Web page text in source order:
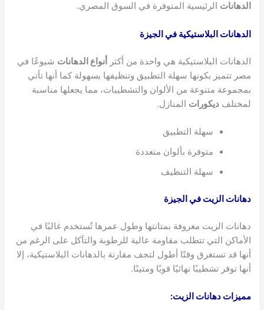
الدهانات الرئيسية المتوفرة في السوق المصري.
الدهانات البلاستيكية في الجيزة
الدهانات البلاستيكية هي واحدة من أكثر أنواع الدهانات شيوعًا في
مصر تتميز بكونها سهلة التطبيق وتنظيفها بسهولة كما أنها تأتي
بمجموعة متنوعة من الألوان والتشطيبات، مما يجعلها مناسبة
لمختلفديكورات المنازل.
سهلة التطبيق
متوفرة بألوان متعددة
سهلة التنظيف
دهانات الزيت في الجيزة
دهانات الزيت معروفة بمتانتها وطول عمرها تُستخدم غالبًا في
الأماكن التي تتطلب مقاومة عالية للرطوبة والتآكل على الرغم من
أنها قد تستغرق وقتًا أطول لتجف مقارنة بالدهانات البلاستيكية، إلا
أنها توفر تشطيبًا نهائيًا قويًا ومتينًا.
مميزات دهانات الزيت: